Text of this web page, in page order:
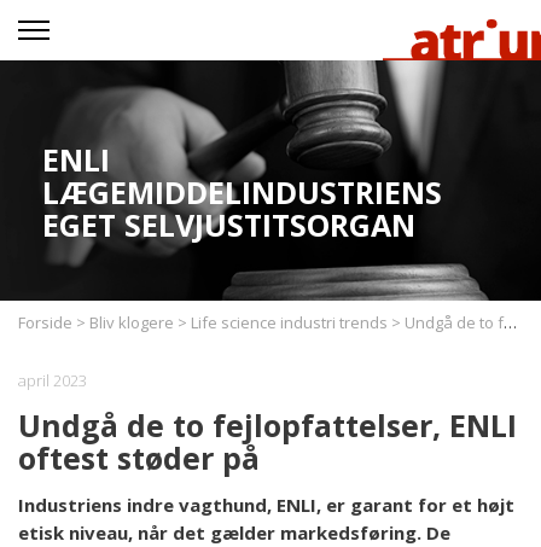
ENLI
LÆGEMIDDELINDUSTRIENS
EGET SELVJUSTITSORGAN
Forside > Bliv klogere > Life science industri trends > Undgå de to fejlopfattelser, ENLI oftest støder på
april 2023
Undgå de to fejlopfattelser, ENLI
oftest støder på
Industriens indre vagthund, ENLI, er garant for et højt
etisk niveau, når det gælder markedsføring. De